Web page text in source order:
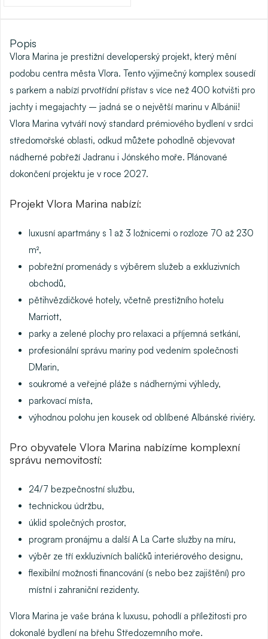
Popis
Vlora Marina je prestižní developerský projekt, který mění
podobu centra města Vlora. Tento výjimečný komplex sousedí
s parkem a nabízí prvotřídní přístav s více než 400 kotvišti pro
jachty i megajachty – jadná se o největší marinu v Albánii!
Vlora Marina vytváří nový standard prémiového bydlení v srdci
středomořské oblasti, odkud můžete pohodlně objevovat
nádherné pobřeží Jadranu i Jónského moře. Plánované
dokončení projektu je v roce 2027.
Projekt Vlora Marina nabízí:
luxusní apartmány s 1 až 3 ložnicemi o rozloze 70 až 230
m²,
pobřežní promenády s výběrem služeb a exkluzivních
obchodů,
pětihvězdičkové hotely, včetně prestižního hotelu
Marriott,
parky a zelené plochy pro relaxaci a příjemná setkání,
profesionální správu mariny pod vedením společnosti
DMarin,
soukromé a veřejné pláže s nádhernými výhledy,
parkovací místa,
výhodnou polohu jen kousek od oblíbené Albánské riviéry.
Pro obyvatele Vlora Marina nabízíme komplexní
správu nemovitostí:
24/7 bezpečnostní službu,
technickou údržbu,
úklid společných prostor,
program pronájmu a další A La Carte služby na míru,
výběr ze tří exkluzivních balíčků interiérového designu,
flexibilní možnosti financování (s nebo bez zajištění) pro
místní i zahraniční rezidenty.
Vlora Marina je vaše brána k luxusu, pohodlí a příležitosti pro
dokonalé bydlení na břehu Středozemního moře.